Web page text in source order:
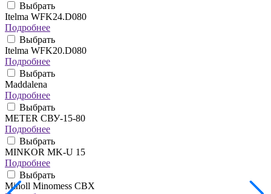
Выбрать
Itelma WFK24.D080
Подробнее
Выбрать
Itelma WFK20.D080
Подробнее
Выбрать
Maddalena
Подробнее
Выбрать
METER СВУ-15-80
Подробнее
Выбрать
MINKOR MK-U 15
Подробнее
Выбрать
Minoll Minomess СВХ